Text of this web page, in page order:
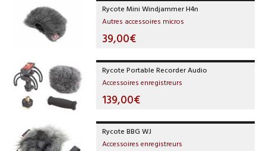
Rycote Mini Windjammer H4n
Autres accessoires micros
39,00€
Rycote Portable Recorder Audio
Accessoires enregistreurs
139,00€
Rycote BBG WJ
Accessoires enregistreurs